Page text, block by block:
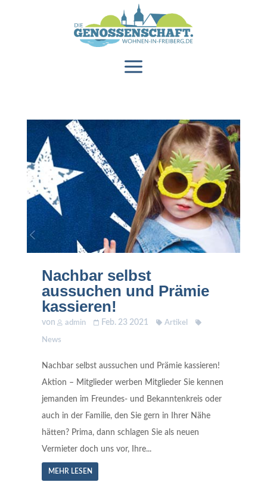
Nachbar selbst
aussuchen und Prämie
kassieren!
von admin Feb. 23 2021 Artikel
News
Nachbar selbst aussuchen und Prämie kassieren!
Aktion – Mitglieder werben Mitglieder Sie kennen
jemanden im Freundes- und Bekanntenkreis oder
auch in der Familie, den Sie gern in Ihrer Nähe
hätten? Prima, dann schlagen Sie als neuen
Vermieter doch uns vor, Ihre...
MEHR LESEN